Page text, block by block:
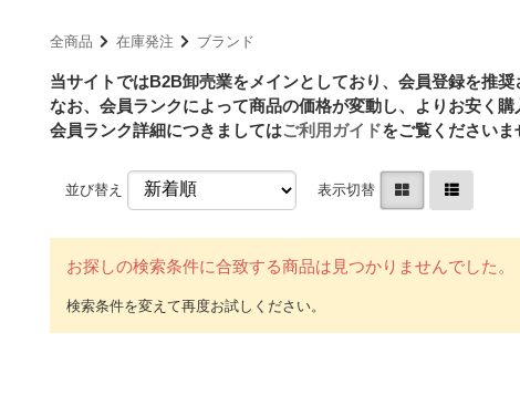
全商品 在庫発注 ブランド
当サイトではB2B卸売業をメインとしており、会員登録を推奨
なお、会員ランクによって商品の価格が変動し、よりお安く購
会員ランク詳細につきましてはご利用ガイドをご覧くださいま
並び替え 表示切替
お探しの検索条件に合致する商品は見つかりませんでした。